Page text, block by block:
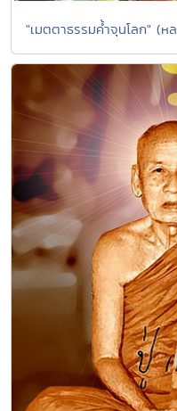
"เมตตาธรรมค้ำจุนโลก" (ห